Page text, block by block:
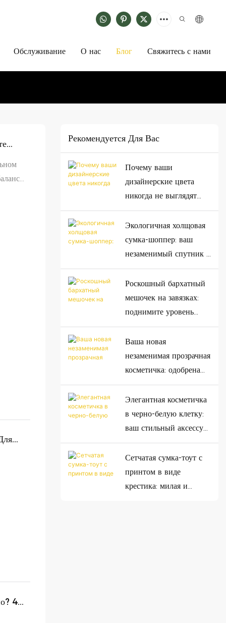
Обслуживание О нас Блог Свяжитесь с нами
4
Рекомендуется Для Вас
Почему ваши
дизайнерские цвета
никогда не выглядят
правильно? 4 скрытых
фактора, портящих
цветовую презентацию!
Экологичная холщовая
сумка-шоппер: ваш
незаменимый спутник в
вопросах устойчивого
развития.
Роскошный бархатный
мешочек на завязках:
поднимите уровень
подарков и организации
пространства благодаря
высочайшему качеству.
Ваша новая
незаменимая прозрачная
косметичка: одобрена
TSA, прочная и
идеально подходит для
любых приключений.
Элегантная косметичка
в черно-белую клетку:
ваш стильный аксессуар
для путешествий.
Сетчатая сумка-тоут с
принтом в виде
крестика: милая и